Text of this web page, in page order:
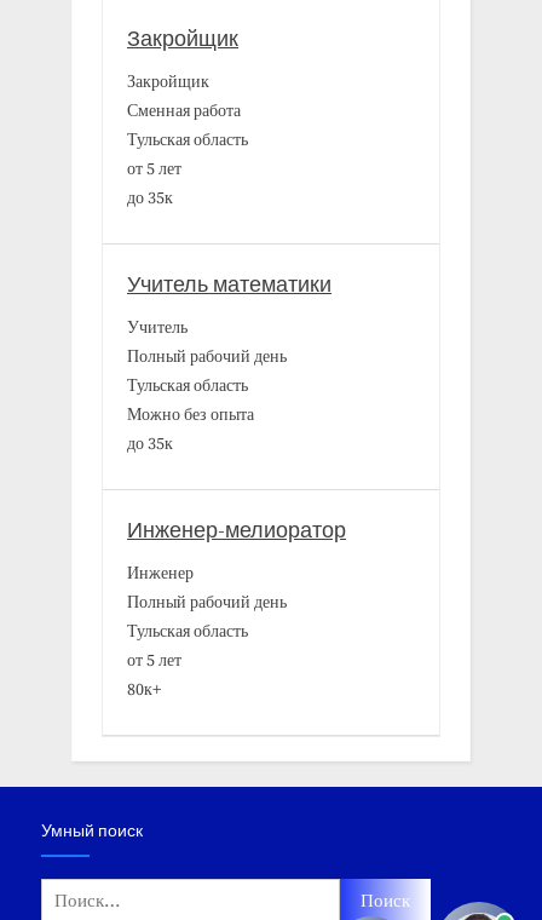
Закройщик
Закройщик
Сменная работа
Тульская область
от 5 лет
до 35к
Учитель математики
Учитель
Полный рабочий день
Тульская область
Можно без опыта
до 35к
Инженер-мелиоратор
Инженер
Полный рабочий день
Тульская область
от 5 лет
80к+
Умный поиск
Найти: